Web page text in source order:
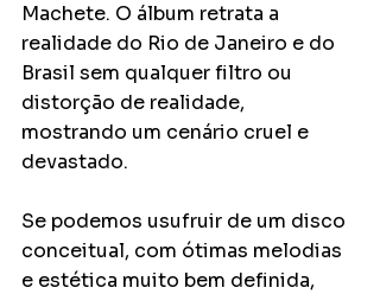
Machete. O álbum retrata a
realidade do Rio de Janeiro e do
Brasil sem qualquer filtro ou
distorção de realidade,
mostrando um cenário cruel e
devastado.
Se podemos usufruir de um disco
conceitual, com ótimas melodias
e estética muito bem definida,